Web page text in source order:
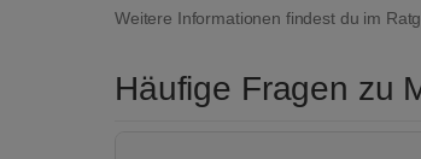
Weitere Informationen findest du im
Häufige Fragen zu